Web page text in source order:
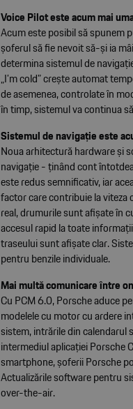
Voice Pilot este acum mai
Acum este posibil să spunem
șoferul să fie nevoit să-și ia
determina sistemul de
„I’m cold” crește automat
de asemenea, controlate în
în timp, sistemul va continua
Sistemul de navigație este
Noua arhitectură hardware și
navigație - ținând cont
este redus semnificativ, iar
factor care contribuie la
real, drumurile sunt afișate în
accesul rapid la toate
traseului sunt afișate clar.
pentru benzile individuale.
Mai multă comunicare între
Cu PCM 6.0, Porsche aduce
modelele cu motor cu ardere
sistem, intrările din
intermediul aplicației Porsche
smartphone, șoferii Porsche
Actualizările software pentru
over-the-air.